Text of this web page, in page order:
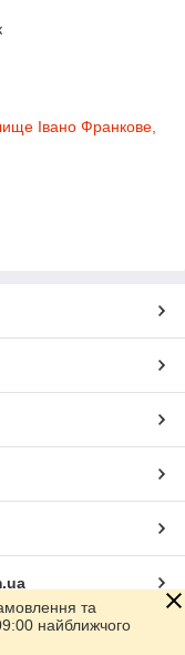
Івано Франкове,
та
найближчого